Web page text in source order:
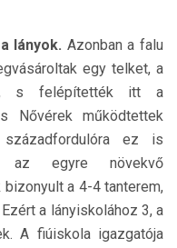
lányok. Azonban a falu
egy telket, a
s felépítették itt a
Nővérek működtettek
ez is
az egyre növekvő
a 4-4 tanterem,
a lányiskolához 3, a
A fiúiskola igazgatója